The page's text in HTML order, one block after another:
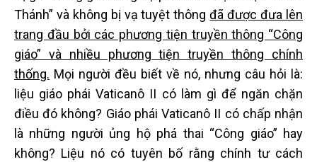
Thánh” và không bị vạ tuyệt thôngđã được đưa lên
trang đầu bởi các phương tiện truyền thông “Công
giáo” và nhiều phương tiện truyền thông chính
thống. Mọi người đều biết về nó, nhưng câu hỏi là:
liệu giáo phái Vaticanô II có làm gì để ngăn chặn
điều đó không? Giáo phái Vaticanô II có chấp nhận
là những người ủng hộ phá thai “Công giáo” hay
không? Liệu nó có tuyên bố rằng chính tư cách